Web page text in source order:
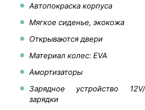
Автопокраска корпуса
Мягкое сиденье, экокожа
Открываются двери
Материал колес: EVA
Амортизаторы
Зарядное устройство
зарядки